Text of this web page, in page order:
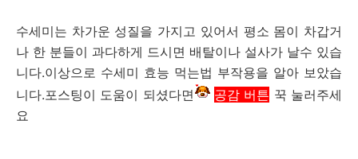
수세미는 차가운 성질을 가지고 있어서 평소 몸이 차갑거
나 한 분들이 과다하게 드시면 배탈이나 설사가 날수 있습
니다.이상으로 수세미 효능 먹는법 부작용을 알아 보았습
니다.포스팅이 도움이 되셨다면
공감 버튼 꾹 눌러주세
요